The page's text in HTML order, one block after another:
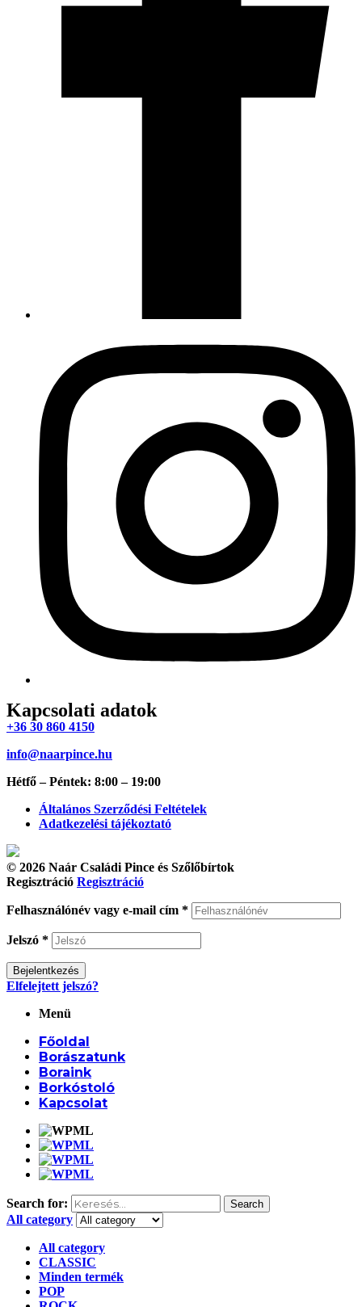
Kapcsolati adatok
+36 30 860 4150
info@naarpince.hu
Hétfő – Péntek: 8:00 – 19:00
Általános Szerződési Feltételek
Adatkezelési tájékoztató
© 2026 Naár Családi Pince és Szőlőbírtok
Regisztráció Regisztráció
Felhasználónév vagy e-mail cím *
Jelszó *
Bejelentkezés
Elfelejtett jelszó?
Menü
Főoldal
Borászatunk
Boraink
Borkóstoló
Kapcsolat
Search for: Search
All category
All category
CLASSIC
Minden termék
POP